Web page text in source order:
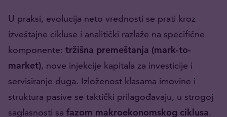
U praksi, evolucija neto vrednosti se prati kroz
izveštajne cikluse i analitički razlaže na specifične
komponente: tržišna premeštanja (mark-to-
market), nove injekcije kapitala za investicije i
servisiranje duga. Izloženost klasama imovine i
struktura pasive se taktički prilagođavaju, u strogoj
saglasnosti sa fazom makroekonomskog ciklusa.